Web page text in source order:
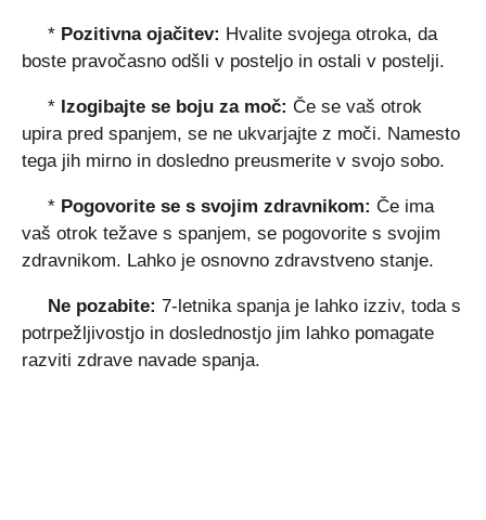
* Pozitivna ojačitev: Hvalite svojega otroka, da
boste pravočasno odšli v posteljo in ostali v postelji.
* Izogibajte se boju za moč: Če se vaš otrok
upira pred spanjem, se ne ukvarjajte z moči. Namesto
tega jih mirno in dosledno preusmerite v svojo sobo.
* Pogovorite se s svojim zdravnikom: Če ima
vaš otrok težave s spanjem, se pogovorite s svojim
zdravnikom. Lahko je osnovno zdravstveno stanje.
Ne pozabite: 7-letnika spanja je lahko izziv, toda s
potrpežljivostjo in doslednostjo jim lahko pomagate
razviti zdrave navade spanja.